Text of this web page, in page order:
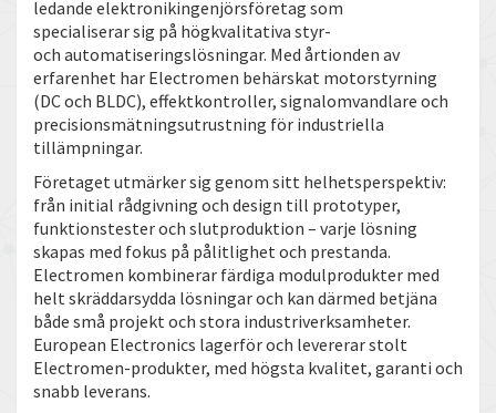
ledande elektronikingenjörsföretag som
specialiserar sig på högkvalitativa styr-
och automatiseringslösningar. Med årtionden av
erfarenhet har Electromen behärskat motorstyrning
(DC och BLDC), effektkontroller, signalomvandlare och
precisionsmätningsutrustning för industriella
tillämpningar.
Företaget utmärker sig genom sitt helhetsperspektiv:
från initial rådgivning och design till prototyper,
funktionstester och slutproduktion – varje lösning
skapas med fokus på pålitlighet och prestanda.
Electromen kombinerar färdiga modulprodukter med
helt skräddarsydda lösningar och kan därmed betjäna
både små projekt och stora industriverksamheter.
European Electronics lagerför och levererar stolt
Electromen-produkter, med högsta kvalitet, garanti och
snabb leverans.